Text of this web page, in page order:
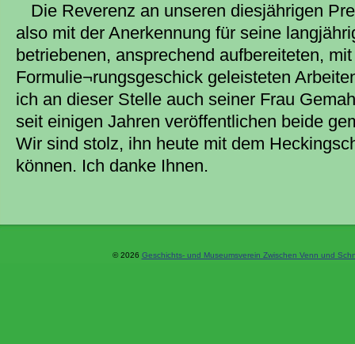
Die Reverenz an unseren diesjährigen
also mit der Anerkennung für seine
betriebenen, ansprechend aufbereiteten,
Formulie¬rungsgeschick geleisteten
ich an dieser Stelle auch seiner Frau
seit einigen Jahren veröffentlichen beide
Wir sind stolz, ihn heute mit dem
können. Ich danke Ihnen.
© 2026 Geschichts- und Museumsverein Zwischen Venn und